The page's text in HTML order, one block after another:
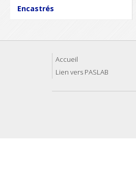
Encastrés
Accueil
Lien vers PASLAB